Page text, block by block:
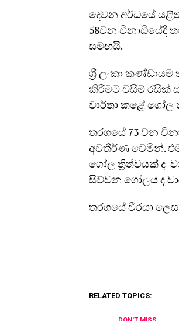
දෙවන අර්ධයේ
58වන විනාඩියේදී
සමඟයි.
ශ්‍රී ලංකා
කිරීමට වසීම් රසීක්
වාර්තා කළේ
තරගයේ 73 වන
අවතීර්ණ වෙමින්.
ගෝල ත්‍රිත්වයක් ද
සිව්වන ගෝලය ද
තරගයේ වීරයා
RELATED TOPICS: